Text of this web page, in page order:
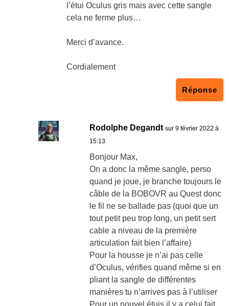
l’étui Oculus gris mais avec cette sangle
cela ne ferme plus…
Merci d’avance.
Cordialement
Réponse
Rodolphe Degandt sur 9 février 2022 à
15:13
Bonjour Max,
On a donc la même sangle, perso
quand je joue, je branche toujours le
câble de la BOBOVR au Quest donc
le fil ne se ballade pas (quoi que un
tout petit peu trop long, un petit sert
cable a niveau de la première
articulation fait bien l’affaire)
Pour la housse je n’ai pas celle
d’Oculus, vérifies quand même si en
pliant la sangle de différentes
manières tu n’arrives pas à l’utiliser
Pour un nouvel étuis il y a celui fait